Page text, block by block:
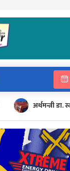
अर्थमन्त्री डा.